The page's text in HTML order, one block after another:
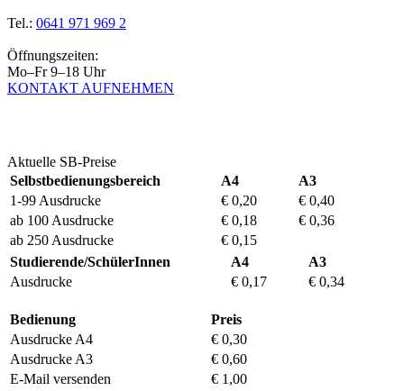
Tel.: 0641 971 969 2
Öffnungszeiten:
Mo–Fr 9–18 Uhr
KONTAKT AUFNEHMEN
Aktuelle SB-Preise
Selbstbedienungsbereich
A4
A3
1-99 Ausdrucke
€ 0,20
€ 0,40
ab 100 Ausdrucke
€ 0,18
€ 0,36
ab 250 Ausdrucke
€ 0,15
Studierende/SchülerInnen
A4
A3
Ausdrucke
€ 0,17 € 0,34
Bedienung
Preis
Ausdrucke A4
€ 0,30
Ausdrucke A3
€ 0,60
E-Mail versenden
€ 1,00